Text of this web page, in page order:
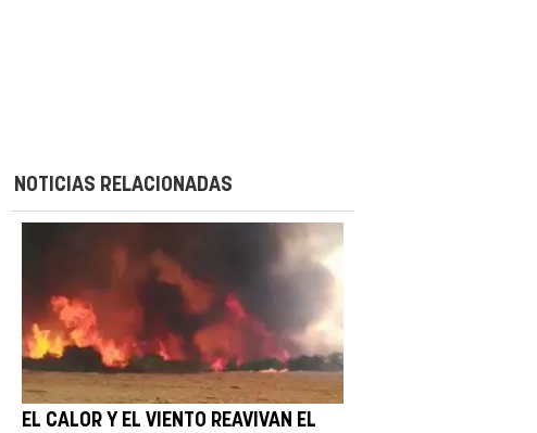
NOTICIAS RELACIONADAS
EL CALOR Y EL VIENTO REAVIVAN EL